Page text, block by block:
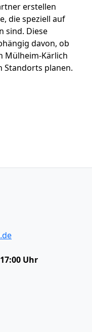
erstellen
die speziell auf
sind. Diese
davon, ob
Mülheim-Kärlich
Standorts planen.
Uhr